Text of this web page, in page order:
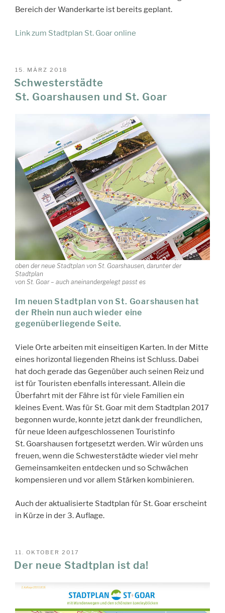
Bereich der Wanderkarte ist bereits geplant.
Link zum Stadtplan St. Goar online
VERÖFFENTLICHT
AM
15. MÄRZ 2018
Schwesterstädte
St. Goarshausen und St. Goar
oben der neue Stadtplan von St. Goarshausen, darunter der
Stadtplan
von St. Goar – auch aneinandergelegt passt es
Im neuen Stadtplan von St. Goarshausen hat
der Rhein nun auch wieder eine
gegenüberliegende Seite.
Viele Orte arbeiten mit einseitigen Karten. In der Mitte
eines horizontal liegenden Rheins ist Schluss. Dabei
hat doch gerade das Gegenüber auch seinen Reiz und
ist für Touristen ebenfalls interessant. Allein die
Überfahrt mit der Fähre ist für viele Familien ein
kleines Event. Was für St. Goar mit dem Stadtplan 2017
begonnen wurde, konnte jetzt dank der freundlichen,
für neue Ideen aufgeschlossenen Touristinfo
St. Goarshausen fortgesetzt werden. Wir würden uns
freuen, wenn die Schwesterstädte wieder viel mehr
Gemeinsamkeiten entdecken und so Schwächen
kompensieren und vor allem Stärken kombinieren.
Auch der aktualisierte Stadtplan für St. Goar erscheint
in Kürze in der 3. Auflage.
VERÖFFENTLICHT
AM
11. OKTOBER 2017
Der neue Stadtplan ist da!